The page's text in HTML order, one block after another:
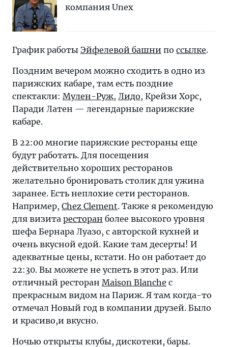
компания Unex
График работы Эйфелевой башни по ссылке.
Поздним вечером можно сходить в одно из
парижских кабаре, там есть поздние
спектакли: Мулен-Руж, Лидо, Крейзи Хорс,
Паради Латен — легендарные парижские
кабаре.
В 22:00 многие парижские рестораны еще
будут работать. Для посещения
действительно хороших ресторанов
желательно бронировать столик для ужина
заранее. Есть неплохие сети ресторанов.
Например, Chez Clement. Также я рекомендую
для визита ресторан более высокого уровня
шефа Бернара Луазо, с авторской кухней и
очень вкусной едой. Какие там десерты! И
адекватные цены, кстати. Но он работает до
22:30. Вы можете не успеть в этот раз. Или
отличный ресторан Maison Blanche с
прекрасным видом на Париж. Я там когда-то
отмечал Новый год в компании друзей. Было
и красиво,и вкусно.
Ночью открыты клубы, дискотеки, бары.